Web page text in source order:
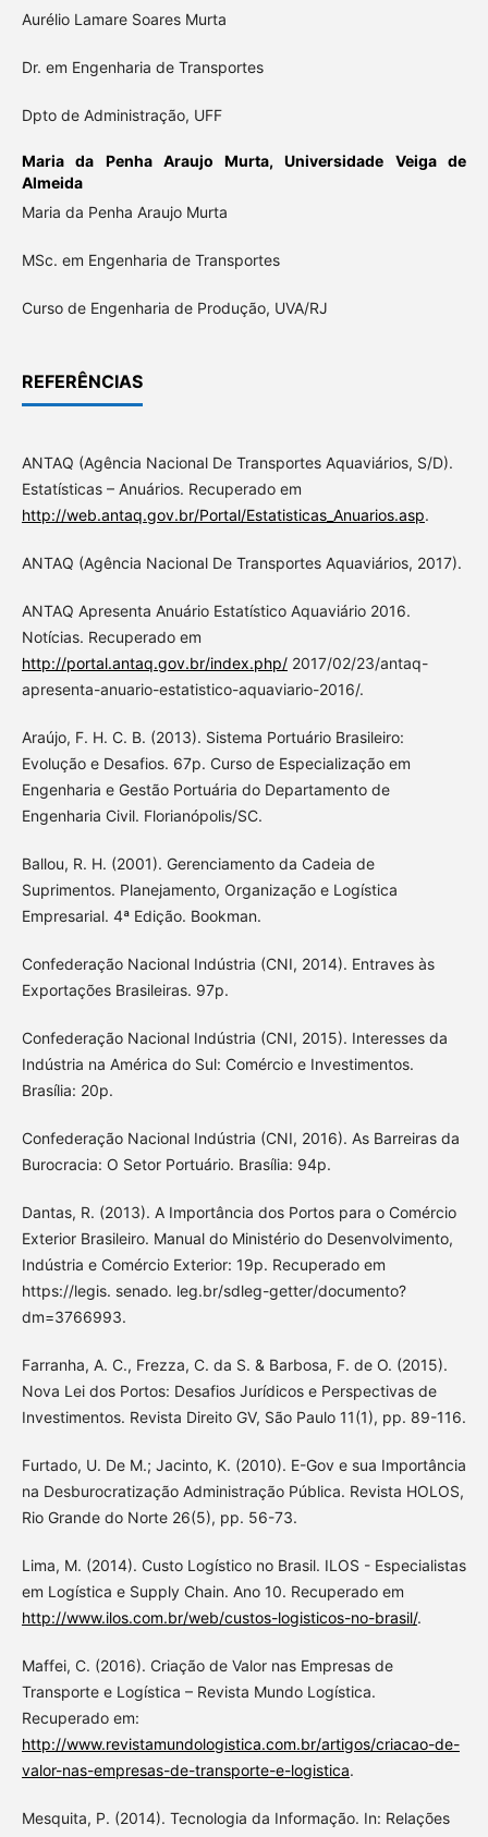
Aurélio Lamare Soares Murta
Dr. em Engenharia de Transportes
Dpto de Administração, UFF
Maria da Penha Araujo Murta,Universidade Veiga de
Almeida
Maria da Penha Araujo Murta
MSc. em Engenharia de Transportes
Curso de Engenharia de Produção, UVA/RJ
REFERÊNCIAS
ANTAQ (Agência Nacional De Transportes Aquaviários, S/D).
Estatísticas – Anuários. Recuperado em
http://web.antaq.gov.br/Portal/Estatisticas_Anuarios.asp.
ANTAQ (Agência Nacional De Transportes Aquaviários, 2017).
ANTAQ Apresenta Anuário Estatístico Aquaviário 2016.
Notícias. Recuperado em
http://portal.antaq.gov.br/index.php/2017/02/23/antaq-
apresenta-anuario-estatistico-aquaviario-2016/.
Araújo, F. H. C. B. (2013). Sistema Portuário Brasileiro:
Evolução e Desafios. 67p. Curso de Especialização em
Engenharia e Gestão Portuária do Departamento de
Engenharia Civil. Florianópolis/SC.
Ballou, R. H. (2001). Gerenciamento da Cadeia de
Suprimentos. Planejamento, Organização e Logística
Empresarial. 4ª Edição. Bookman.
Confederação Nacional Indústria (CNI, 2014). Entraves às
Exportações Brasileiras. 97p.
Confederação Nacional Indústria (CNI, 2015). Interesses da
Indústria na América do Sul: Comércio e Investimentos.
Brasília: 20p.
Confederação Nacional Indústria (CNI, 2016). As Barreiras da
Burocracia: O Setor Portuário. Brasília: 94p.
Dantas, R. (2013). A Importância dos Portos para o Comércio
Exterior Brasileiro. Manual do Ministério do Desenvolvimento,
Indústria e Comércio Exterior: 19p. Recuperado em
https://legis. senado. leg.br/sdleg-getter/documento?
dm=3766993.
Farranha, A. C., Frezza, C. da S. & Barbosa, F. de O. (2015).
Nova Lei dos Portos: Desafios Jurídicos e Perspectivas de
Investimentos. Revista Direito GV, São Paulo 11(1), pp. 89-116.
Furtado, U. De M.; Jacinto, K. (2010). E-Gov e sua Importância
na Desburocratização Administração Pública. Revista HOLOS,
Rio Grande do Norte 26(5), pp. 56-73.
Lima, M. (2014). Custo Logístico no Brasil. ILOS - Especialistas
em Logística e Supply Chain. Ano 10. Recuperado em
http://www.ilos.com.br/web/custos-logisticos-no-brasil/.
Maffei, C. (2016). Criação de Valor nas Empresas de
Transporte e Logística – Revista Mundo Logística.
Recuperado em:
http://www.revistamundologistica.com.br/artigos/criacao-de-
valor-nas-empresas-de-transporte-e-logistica.
Mesquita, P. (2014). Tecnologia da Informação. In: Relações